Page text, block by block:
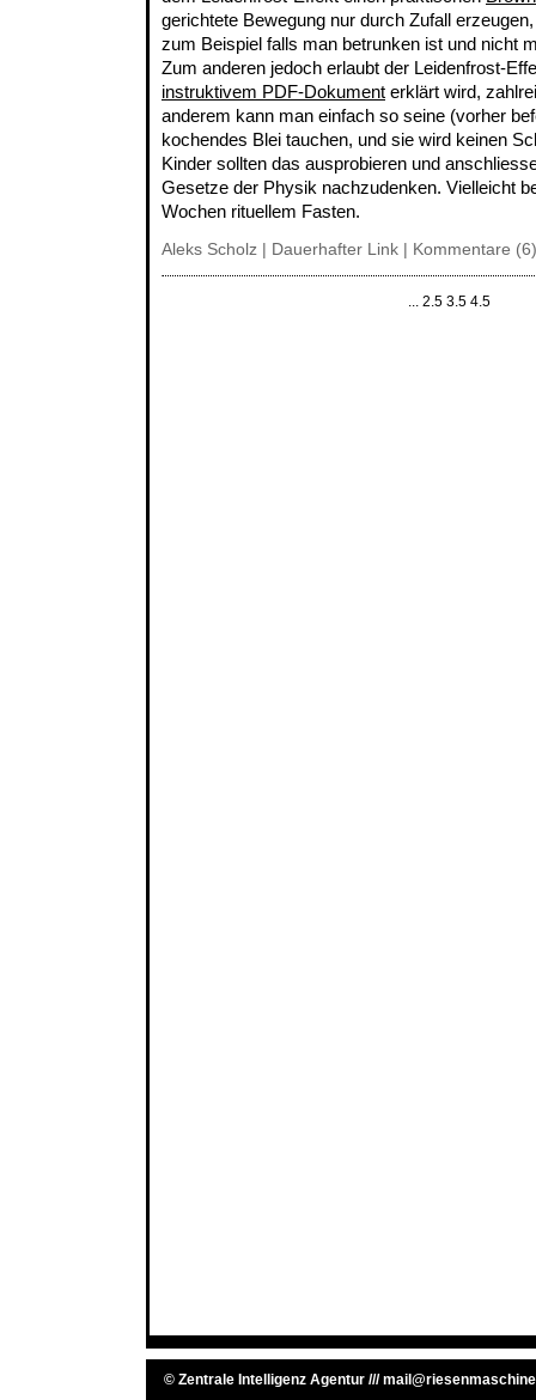
gerichtete Bewegung nur durch Zufall
zum Beispiel falls man betrunken ist und nicht
Zum anderen jedoch erlaubt der Leidenfrost-
instruktivem PDF-Dokument erklärt wird,
anderem kann man einfach so seine (vorher
kochendes Blei tauchen, und sie wird keinen
Kinder sollten das ausprobieren und
Gesetze der Physik nachzudenken. Vielleicht
Wochen rituellem Fasten.
Aleks Scholz | Dauerhafter Link Kommentare (6)
... 2.5 3.5 4.5
© Zentrale Intelligenz Agentur ///